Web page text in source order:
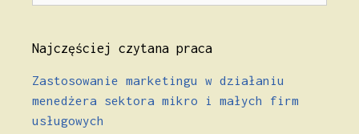
Najczęściej czytana praca
Zastosowanie marketingu w działaniu
menedżera sektora mikro i małych firm
usługowych